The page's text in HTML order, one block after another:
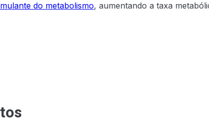
do metabolismo, aumentando a taxa